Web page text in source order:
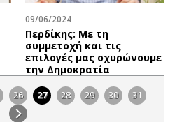
09/06/2024
Περδίκης: Με τη
συμμετοχή και τις
επιλογές μας οχυρώνουμε
την Δημοκρατία
26 27 28 29 30 31